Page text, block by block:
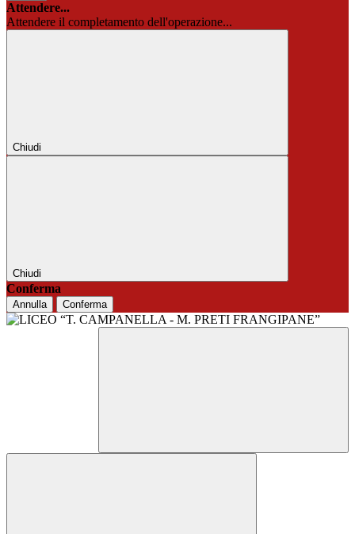
Attendere...
Attendere il completamento dell'operazione...
Chiudi
Chiudi
Conferma
Annulla Conferma